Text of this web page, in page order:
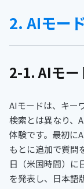
2. AIモー
2-1. AIモー
AIモードは、キー
検索とは異なり、
体験です。最初に
もとに追加で質問
日（米国時間）に
を発表し、日本語